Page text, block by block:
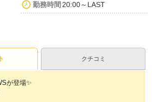
勤務時間 20:00～LAST
クチコミ
が登場✨